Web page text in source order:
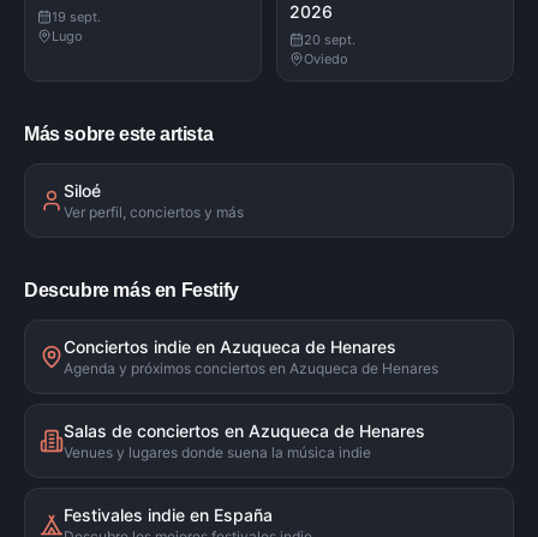
19 sept.
Lugo
2026
20 sept.
Oviedo
Más sobre este artista
Siloé
Ver perfil, conciertos y más
Descubre más en Festify
Conciertos indie en Azuqueca de Henares
Agenda y próximos conciertos en Azuqueca de Henares
Salas de conciertos en Azuqueca de Henares
Venues y lugares donde suena la música indie
Festivales indie en España